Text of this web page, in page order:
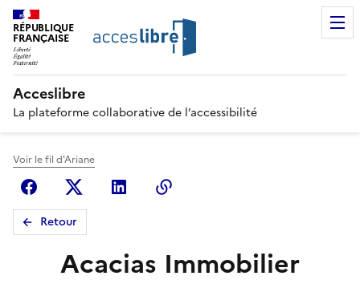
RÉPUBLIQUE
FRANÇAISE
Acceslibre
La plateforme collaborative de l’accessibilité
Voir le fil d'Ariane
FacebookX (anciennement Twitter)
Linkedin
Retour
Acacias Immobilier